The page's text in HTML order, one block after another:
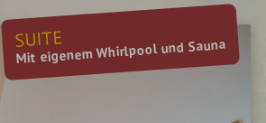
SUITE
Mit eigenem Whirlpool und Sauna